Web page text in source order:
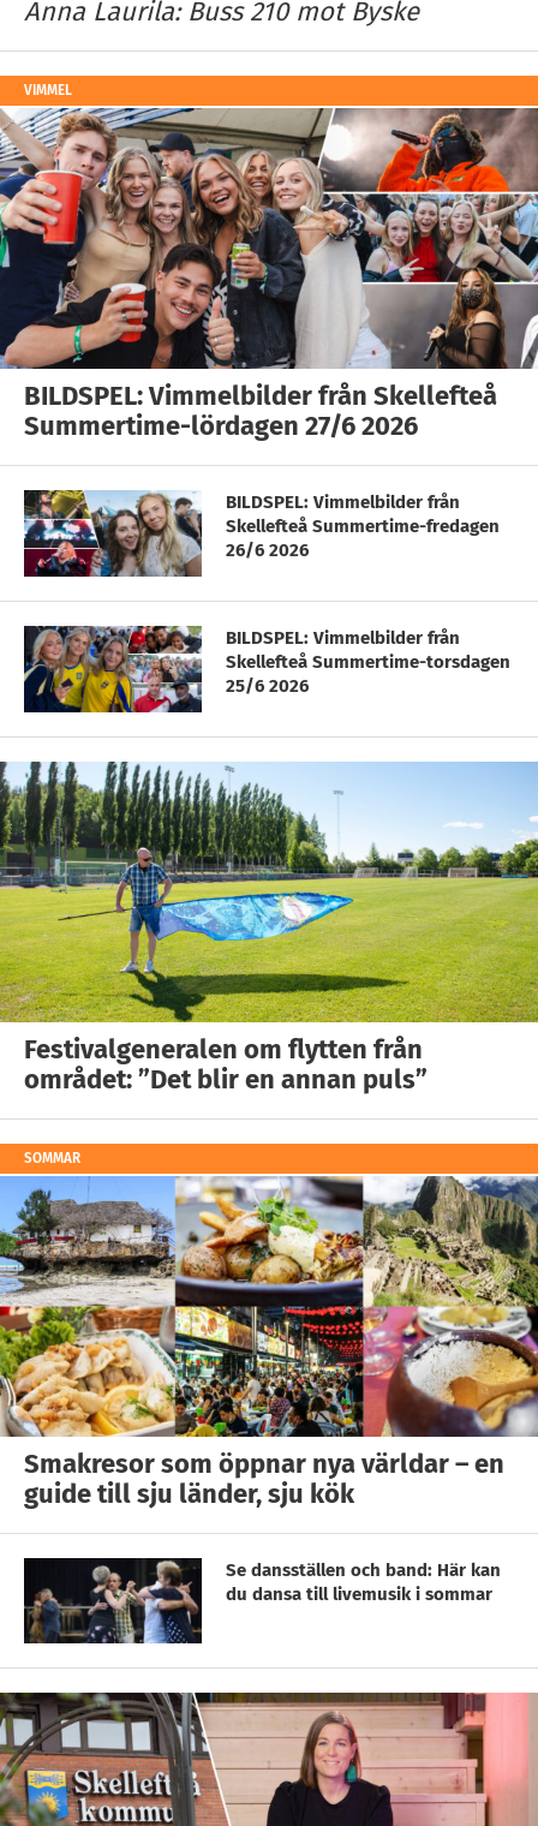
Anna Laurila: Buss 210 mot Byske
VIMMEL
BILDSPEL: Vimmelbilder från Skellefteå
Summertime-lördagen 27/6 2026
BILDSPEL: Vimmelbilder från
Skellefteå Summertime-fredagen
26/6 2026
BILDSPEL: Vimmelbilder från
Skellefteå Summertime-torsdagen
25/6 2026
Festivalgeneralen om flytten från
området: ”Det blir en annan puls”
SOMMAR
Smakresor som öppnar nya världar – en
guide till sju länder, sju kök
Se dansställen och band: Här kan
du dansa till livemusik i sommar